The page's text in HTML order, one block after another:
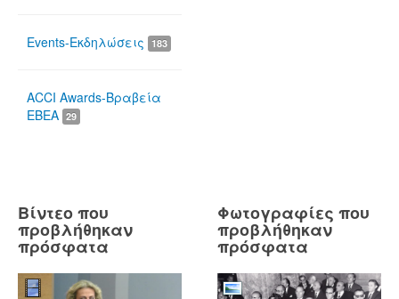
Events-Εκδηλώσεις 183
ACCI Awards-Βραβεία
ΕΒΕΑ 29
Βίντεο που
προβλήθηκαν
πρόσφατα
Φωτογραφίες που
προβλήθηκαν
πρόσφατα